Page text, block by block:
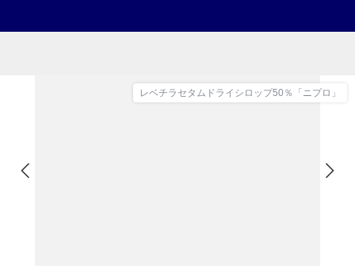
レベチラセタムドライシロップ50％「ニプロ」